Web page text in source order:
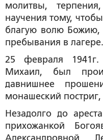
молитвы,
научения тому,
благую волю
пребывания в лагере.
25 февраля
Михаил, был
давнишнее
монашеский
Незадолго до
прихожанкой